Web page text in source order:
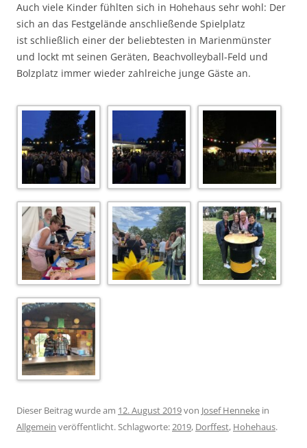
Auch viele Kinder fühlten sich in Hohehaus sehr wohl: Der
sich an das Festgelände anschließende Spielplatz
ist schließlich einer der beliebtesten in Marienmünster
und lockt mt seinen Geräten, Beachvolleyball-Feld und
Bolzplatz immer wieder zahlreiche junge Gäste an.
Dieser Beitrag wurde am 12. August 2019von Josef Henneke in
Allgemein veröffentlicht. Schlagworte:2019, Dorffest, Hohehaus.